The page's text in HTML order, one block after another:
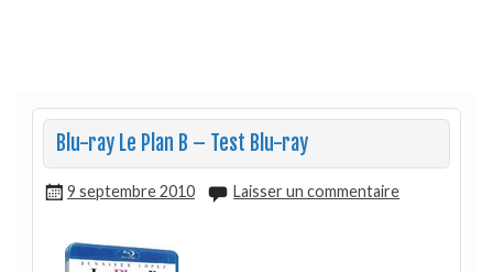
Blu-ray Le Plan B – Test Blu-ray
9 septembre 2010 Laisser un commentaire